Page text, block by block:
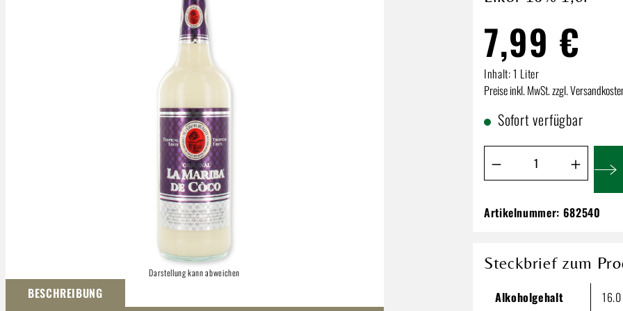
Darstellung kann abweichen
BESCHREIBUNG
7,99 €
Inhalt:1 Liter
Preise inkl. MwSt. zzgl.
Sofort verfügbar
Produkt Anzahl: Gib
HAUSMARKE
7,99 €
Preise inkl. MwSt. zzgl.
Artikelnummer: 682540
Steckbrief zum
Alkoholgehalt